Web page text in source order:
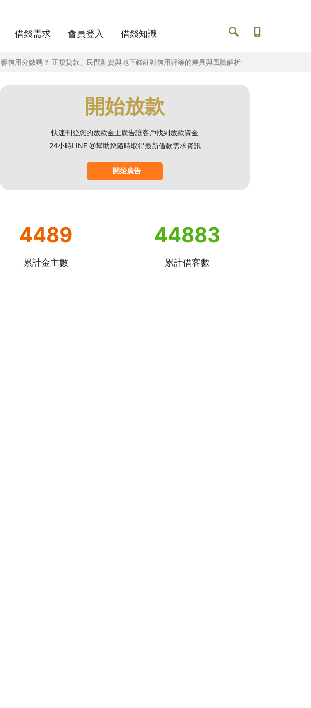
借錢需求 會員登入 借錢知識
信用分數嗎？ 正規貸款、民間融資與地下錢莊對信用評等的差異與風險解析
開始放款
快速刊登您的放款金主廣告讓客戶找到放款資金
24小時LINE @幫助您隨時取得最新借款需求資訊
開始廣告
4489
累計金主數
44883
累計借客數